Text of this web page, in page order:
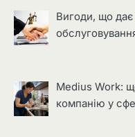
Вигоди, що
Medius Work:
компанію у